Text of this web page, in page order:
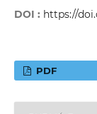
DOI : https://
PDF